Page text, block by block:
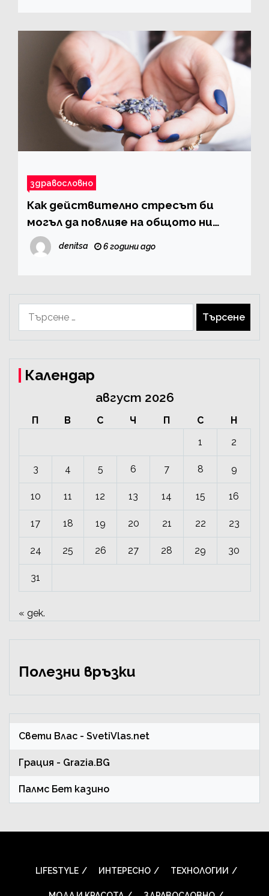
здравословно
Как действително стресът би
могъл да повлияе на общото ни
състояние?
denitsa 6 години ago
Календар
август 2026
П В С Ч П С
Н
1
2
3 4 5 6 7 8 9
10 11 12 13 14 15 16
17 18 19 20 21 22 23
24 25 26 27 28 29 30
31
« дек.
Полезни връзки
Свети Влас - SvetiVlas.net
Грация - Grazia.BG
Палмс Бет казино
LIFESTYLE ИНТЕРЕСНО ТЕХНОЛОГИИ